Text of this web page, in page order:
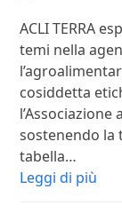
ACLI TERRA
temi nella
cosiddetta
sostenendo la
tabella…
Leggi di più